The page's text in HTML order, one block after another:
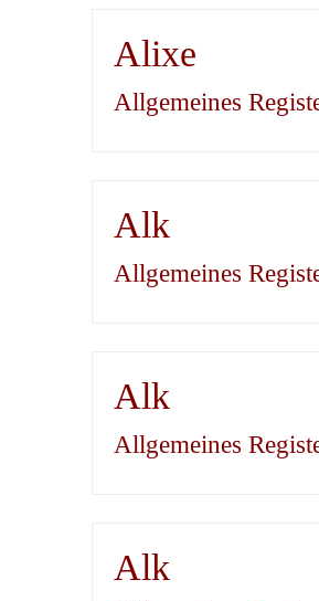
Alixe
Allgemeines
Alk
Allgemeines
Alk
Allgemeines
Alk